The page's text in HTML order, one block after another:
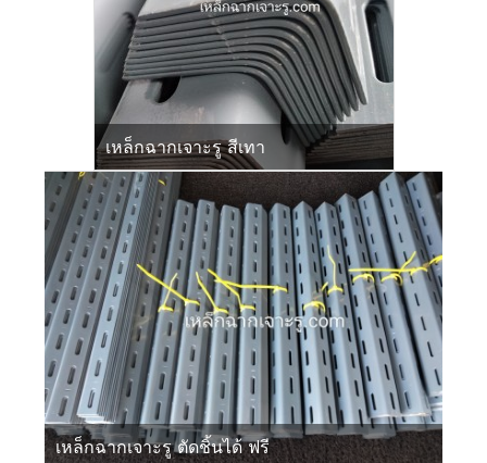
เหล็กฉากเจาะรู สีเทา
เหล็กฉากเจาะรู ตัดชิ้นได้ ฟรี